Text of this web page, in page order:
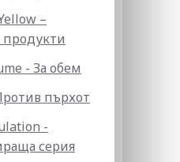
–
- За обем
пърхот
-
серия